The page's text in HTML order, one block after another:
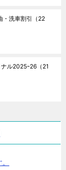
・洗車割引 （22
ル2025ｰ26 （21